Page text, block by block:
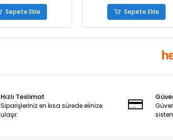
Sepete Ekle Sepete Ekle
Hızlı Teslimat
Siparişleriniz en kısa sürede elinize
ulaşır.